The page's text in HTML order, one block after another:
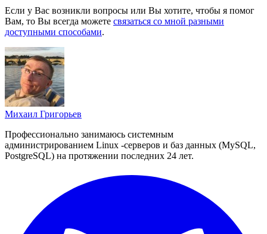
Если у Вас возникли вопросы или Вы хотите, чтобы я помог
Вам, то Вы всегда можете связаться со мной разными
доступными способами.
Михаил Григорьев
Профессионально занимаюсь системным
администрированием Linux -серверов и баз данных (MySQL,
PostgreSQL) на протяжении последних 24 лет.